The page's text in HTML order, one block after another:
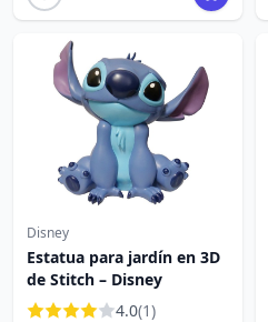
Disney
Estatua para jardín en 3D
de Stitch – Disney
4.0(1)